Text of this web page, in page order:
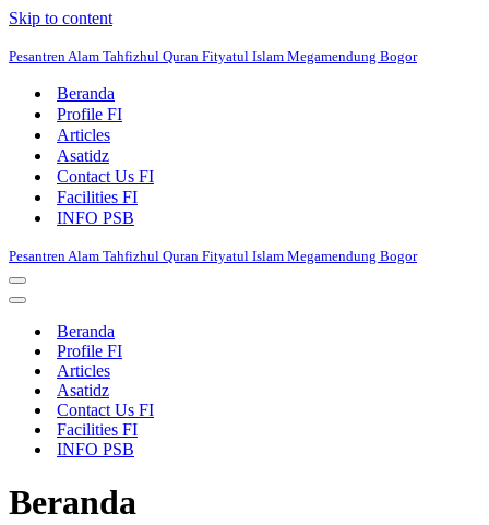
Skip to content
Pesantren Alam Tahfizhul Quran Fityatul Islam Megamendung Bogor
Beranda
Profile FI
Articles
Asatidz
Contact Us FI
Facilities FI
INFO PSB
Pesantren Alam Tahfizhul Quran Fityatul Islam Megamendung Bogor
Navigation
Menu
Navigation
Beranda
Profile FI
Articles
Asatidz
Contact Us FI
Facilities FI
INFO PSB
Beranda